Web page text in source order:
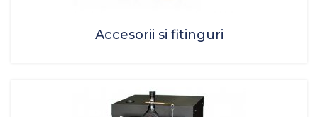
Accesorii si fitinguri